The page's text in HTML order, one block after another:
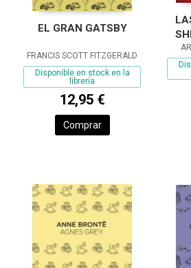
EL GRAN GATSBY
FRANCIS SCOTT FITZGERALD
Disponible en stock en la
librería
12,95 €
Comprar